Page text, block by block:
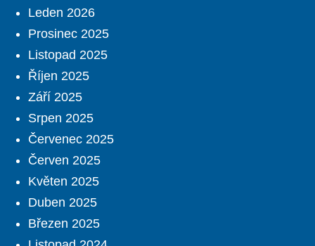
Leden 2026
Prosinec 2025
Listopad 2025
Říjen 2025
Září 2025
Srpen 2025
Červenec 2025
Červen 2025
Květen 2025
Duben 2025
Březen 2025